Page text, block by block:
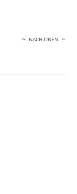
NACH OBEN